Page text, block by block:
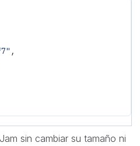
,
sin cambiar su tamaño ni